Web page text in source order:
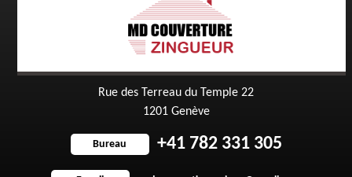
Rue des Terreau du Temple 22
1201 Genève
Bureau +41 782 331 305